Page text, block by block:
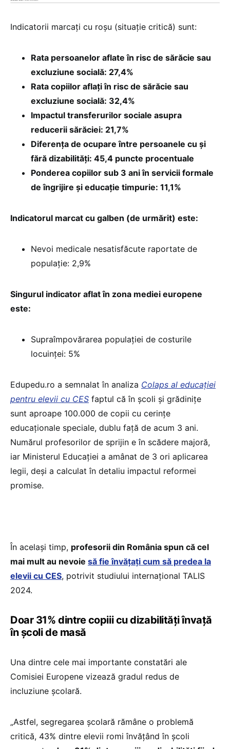
Indicatorii marcați cu roșu (situație critică) sunt:
Rata persoanelor aflate în risc de sărăcie sau
excluziune socială: 27,4%
Rata copiilor aflați în risc de sărăcie sau
excluziune socială: 32,4%
Impactul transferurilor sociale asupra
reducerii sărăciei: 21,7%
Diferența de ocupare între persoanele cu și
fără dizabilități: 45,4 puncte procentuale
Ponderea copiilor sub 3 ani în servicii formale
de îngrijire și educație timpurie: 11,1%
Indicatorul marcat cu galben (de urmărit) este:
Nevoi medicale nesatisfăcute raportate de
populație: 2,9%
Singurul indicator aflat în zona mediei europene
este:
Supraîmpovărarea populației de costurile
locuinței: 5%
Edupedu.ro a semnalat în analiza Colaps al educației
pentru elevii cu CES faptul că în școli și grădinițe
sunt aproape 100.000 de copii cu cerințe
educaționale speciale, dublu față de acum 3 ani.
Numărul profesorilor de sprijin e în scădere majoră,
iar Ministerul Educației a amânat de 3 ori aplicarea
legii, deși a calculat în detaliu impactul reformei
promise.
În același timp, profesorii din România spun că cel
mai mult au nevoie să fie învățați cum să predea la
elevii cu CES, potrivit studiului internațional TALIS
2024.
Doar 31% dintre copiii cu dizabilități învață
în școli de masă
Una dintre cele mai importante constatări ale
Comisiei Europene vizează gradul redus de
incluziune școlară.
„Astfel, segregarea școlară rămâne o problemă
critică, 43% dintre elevii romi învățând în școli